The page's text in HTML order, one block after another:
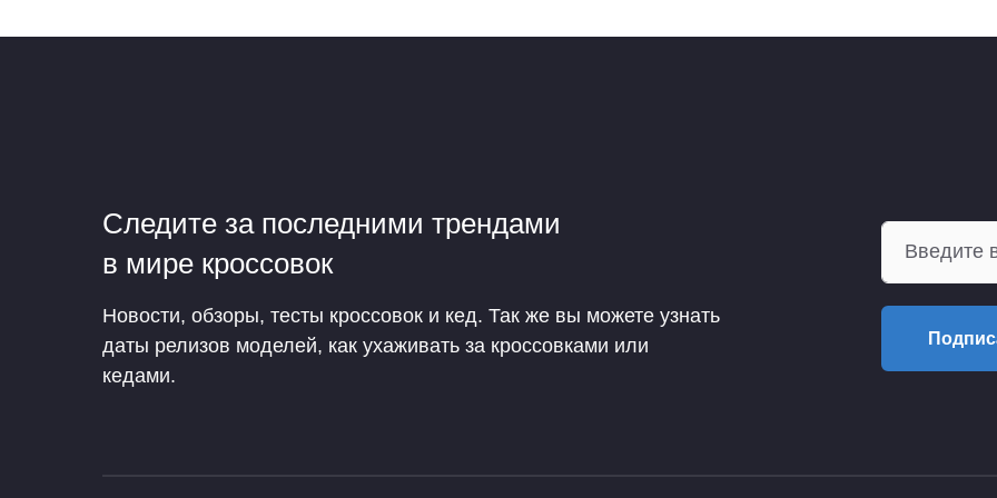
Следите за последними трендами
в мире кроссовок
Новости, обзоры, тесты кроссовок и кед. Так же вы можете узнать
даты релизов моделей, как ухаживать за кроссовками или
кедами.